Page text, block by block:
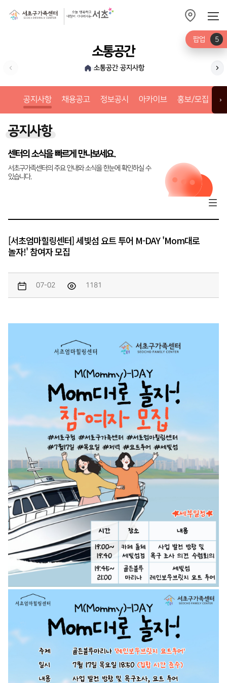
소통공간
›소통공간›공지사항 채
공지사항 채용공고 정보공시 아카이브 홍보/모집 ›
공지사항
센터의 소식을 빠르게 만나보세요.
서초구가족센터의 주요 안내와 소식을 한눈에 확인하실 수
있습니다.
[서초엄마힐링센터] 세빛섬 요트 투어 M-DAY 'Mom대로
놀자!' 참여자 모집
07-02 1181
팝업 5